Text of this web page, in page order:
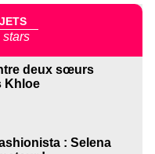
stars
deux sœurs
Khloe
: Selena